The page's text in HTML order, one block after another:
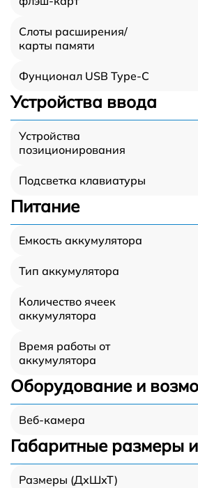
Слоты расширения/
карты памяти
Фунционал USB Type-C
Устройства ввода
Устройства
позиционирования
Подсветка клавиатуры
Питание
Емкость аккумулятора
Тип аккумулятора
Количество ячеек
аккумулятора
Время работы от
аккумулятора
Оборудование и
Веб-камера
Габаритные размеры
Размеры (ДхШхТ)